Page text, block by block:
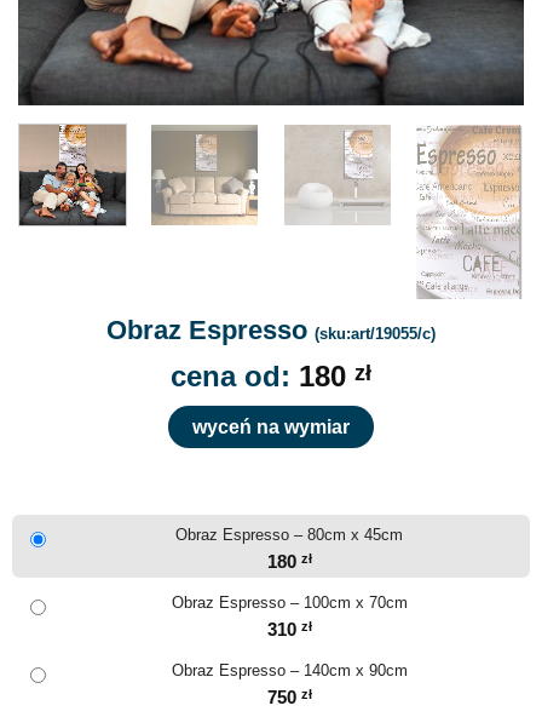
Obraz Espresso (sku:art/19055/c)
cena od: 180 zł
wyceń na wymiar
Obraz Espresso – 80cm x 45cm
180 zł
Obraz Espresso – 100cm x 70cm
310 zł
Obraz Espresso – 140cm x 90cm
750 zł